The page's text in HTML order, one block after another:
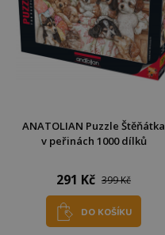
ANATOLIAN Puzzle Štěňátka
v peřinách 1000 dílků
291 Kč 399 Kč
DO KOŠÍKU